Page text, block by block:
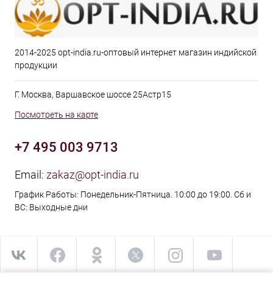
2014-2025 opt-india.ru-оптовый интернет магазин индийской
продукции
Г. Москва, Варшавское шоссе 25Астр15
Посмотреть на карте
+7 495 003 9713
Email: zakaz@opt-india.ru
График Работы: Понедельник-Пятница. 10:00 до 19:00. Сб и
ВС: Выходные дни